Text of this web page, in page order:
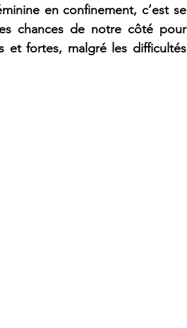
en confinement, c’est se
chances de notre côté pour
et fortes, malgré les difficultés